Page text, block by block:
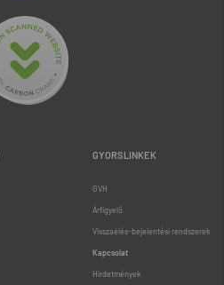
GYORSLINKEK
GVH
Árfigyelő
Visszaélés-bejelentési rendszerek
Kapcsolat
Hirdetmények